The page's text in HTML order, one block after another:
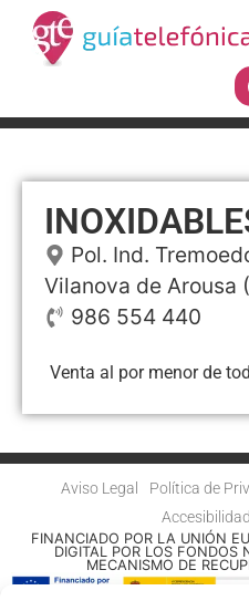
Pol. Ind.
Vilanova de Arousa
986 554 440
Venta al por menor de
Aviso Legal Política de
Accesibilidad
FINANCIADO POR LA UNIÓN
DIGITAL POR LOS FONDOS
MECANISMO DE